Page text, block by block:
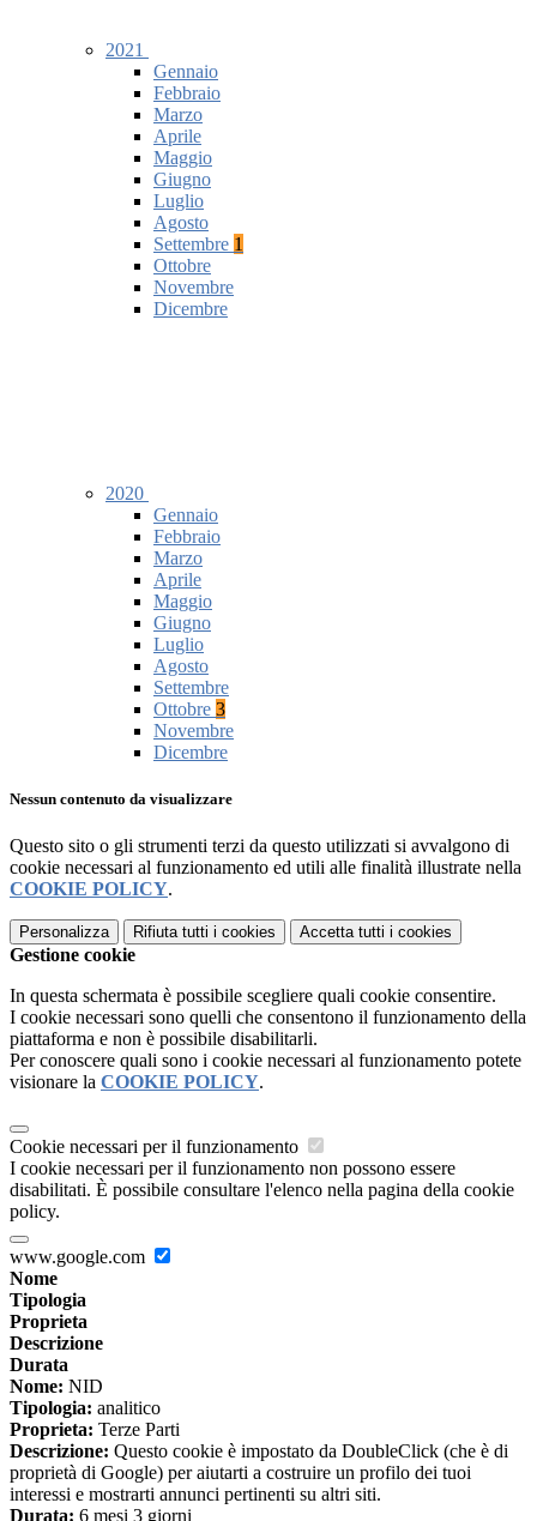
2021
Gennaio
Febbraio
Marzo
Aprile
Maggio
Giugno
Luglio
Agosto
Settembre 1
Ottobre
Novembre
Dicembre
2020
Gennaio
Febbraio
Marzo
Aprile
Maggio
Giugno
Luglio
Agosto
Settembre
Ottobre 3
Novembre
Dicembre
Nessun contenuto da visualizzare
Questo sito o gli strumenti terzi da questo utilizzati si avvalgono di
cookie necessari al funzionamento ed utili alle finalità illustrate nella
COOKIE POLICY.
Personalizza Rifiuta tutti i cookies Accetta tutti i cookies
Gestione cookie
In questa schermata è possibile scegliere quali cookie consentire.
I cookie necessari sono quelli che consentono il funzionamento della
piattaforma e non è possibile disabilitarli.
Per conoscere quali sono i cookie necessari al funzionamento potete
visionare la COOKIE POLICY.
Cookie necessari per il funzionamento
I cookie necessari per il funzionamento non possono essere
disabilitati. È possibile consultare l'elenco nella pagina della cookie
policy.
www.google.com
Nome
Tipologia
Proprieta
Descrizione
Durata
Nome: NID
Tipologia: analitico
Proprieta: Terze Parti
Descrizione: Questo cookie è impostato da DoubleClick (che è di
proprietà di Google) per aiutarti a costruire un profilo dei tuoi
interessi e mostrarti annunci pertinenti su altri siti.
Durata: 6 mesi 3 giorni